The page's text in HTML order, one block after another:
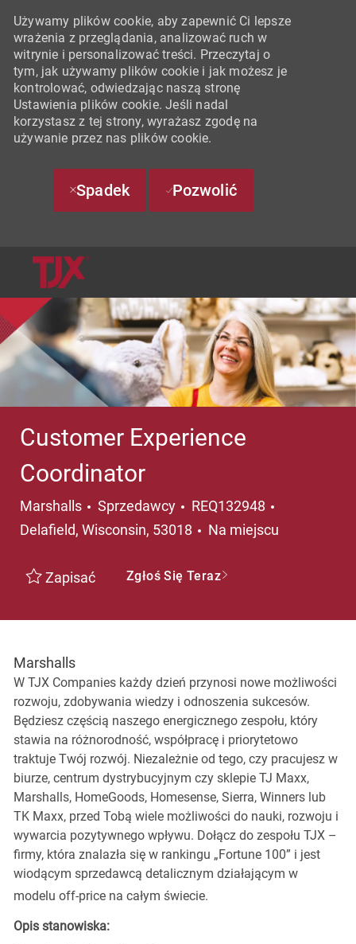
Używamy plików cookie, aby zapewnić Ci lepsze
wrażenia z przeglądania, analizować ruch w
witrynie i personalizować treści. Przeczytaj o
tym, jak używamy plików cookie i jak możesz je
kontrolować, odwiedzając naszą stronę
Ustawienia plików cookie. Jeśli nadal
korzystasz z tej strony, wyrażasz zgodę na
używanie przez nas plików cookie.
Spadek Pozwolić
Customer Experience
Coordinator
Marshalls Kategoria
Sprzedawcy REQ132948
Delafield, Wisconsin, 53018
Na miejscu
Zapisać Zgłoś Się Teraz
Marshalls
W TJX Companies każdy dzień przynosi nowe możliwości
rozwoju, zdobywania wiedzy i odnoszenia sukcesów.
Będziesz częścią naszego energicznego zespołu, który
stawia na różnorodność, współpracę i priorytetowo
traktuje Twój rozwój. Niezależnie od tego, czy pracujesz w
biurze, centrum dystrybucyjnym czy sklepie TJ Maxx,
Marshalls, HomeGoods, Homesense, Sierra, Winners lub
TK Maxx, przed Tobą wiele możliwości do nauki, rozwoju i
wywarcia pozytywnego wpływu. Dołącz do zespołu TJX –
firmy, która znalazła się w rankingu „Fortune 100” i jest
wiodącym sprzedawcą detalicznym działającym w
modelu off-price na całym świecie.
Opis stanowiska: